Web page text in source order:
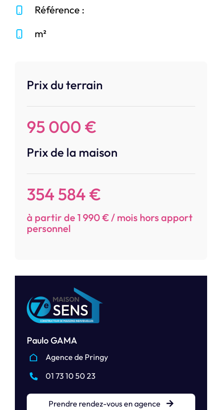
Prix du terrain
95 000 €
Prix de la maison
354 584 €
à partir de 1 990 € / mois hors apport
personnel
Paulo GAMA
Agence de Pringy
01 73 10 50 23
Prendre rendez-vous en agence
Référence :
m²